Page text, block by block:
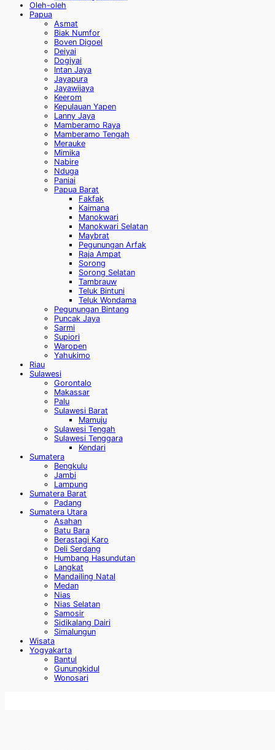
Oleh-oleh
Papua
Asmat
Biak Numfor
Boven Digoel
Deiyai
Dogiyai
Intan Jaya
Jayapura
Jayawijaya
Keerom
Kepulauan Yapen
Lanny Jaya
Mamberamo Raya
Mamberamo Tengah
Merauke
Mimika
Nabire
Nduga
Paniai
Papua Barat
Fakfak
Kaimana
Manokwari
Manokwari Selatan
Maybrat
Pegunungan Arfak
Raja Ampat
Sorong
Sorong Selatan
Tambrauw
Teluk Bintuni
Teluk Wondama
Pegunungan Bintang
Puncak Jaya
Sarmi
Supiori
Waropen
Yahukimo
Riau
Sulawesi
Gorontalo
Makassar
Palu
Sulawesi Barat
Mamuju
Sulawesi Tengah
Sulawesi Tenggara
Kendari
Sumatera
Bengkulu
Jambi
Lampung
Sumatera Barat
Padang
Sumatera Utara
Asahan
Batu Bara
Berastagi Karo
Deli Serdang
Humbang Hasundutan
Langkat
Mandailing Natal
Medan
Nias
Nias Selatan
Samosir
Sidikalang Dairi
Simalungun
Wisata
Yogyakarta
Bantul
Gunungkidul
Wonosari